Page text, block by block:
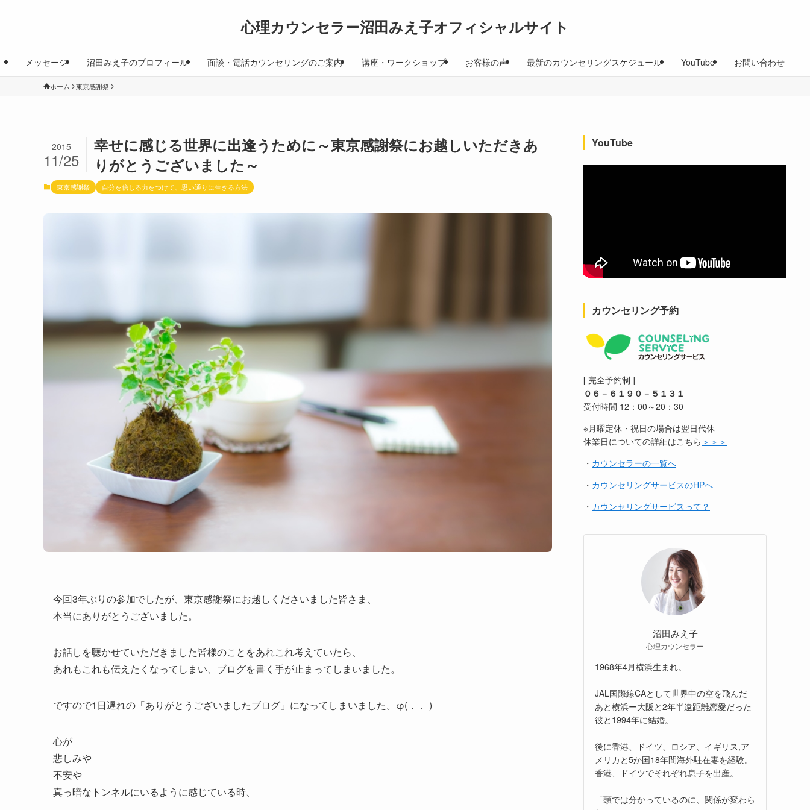
心理カウンセラー沼田みえ子オフィシャルサイト
メッセージ 沼田みえ子のプロフィール 面談・電話カウンセリングのご案内 講座・ワークショップ お客様の声 最新のカウンセリングスケジュール YouTube お問い合わせ
ホーム 東京感謝祭
幸せに感じる世界に出逢うために～東京感謝祭にお越しいただきあ
りがとうございました～
2015
11/25
東京感謝祭 自分を信じる力をつけて、思い通りに生きる方法
今回3年ぶりの参加でしたが、東京感謝祭にお越しくださいました皆さま、
本当にありがとうございました。
お話しを聴かせていただきました皆様のことをあれこれ考えていたら、
あれもこれも伝えたくなってしまい、ブログを書く手が止まってしまいました。
ですので1日遅れの「ありがとうございましたブログ」になってしまいました。φ(．． )
心が
悲しみや
不安や
真っ暗なトンネルにいるように感じている時、
YouTube
カウンセリング予約
[ 完全予約制 ]
０６－６１９０－５１３１
受付時間 12：00～20：30
※月曜定休・祝日の場合は翌日代休
休業日についての詳細はこちら ＞＞＞
・ カウンセラーの一覧へ
・ カウンセリングサービスのHPへ
・ カウンセリングサービスって？
沼田みえ子
心理カウンセラー
1968年4月横浜生まれ。
JAL国際線CAとして世界中の空を飛んだ
あと横浜ー大阪と2年半遠距離恋愛だった
彼と1994年に結婚。
後に香港、ドイツ、ロシア、イギリス,ア
メリカと5か国18年間海外駐在妻を経験。
香港、ドイツでそれぞれ息子を出産。
「頭では分かっているのに、関係が変わら